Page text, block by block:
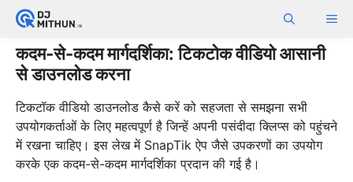
Skip
content
कदम-से-कदम मार्गदर्शिका: टिकटोक वीडियो आसानी
से डाउनलोड करना
टिकटॉक वीडियो डाउनलोड कैसे करें को सहजता से समझना सभी
उपयोगकर्ताओं के लिए महत्वपूर्ण है जिन्हें अपनी पसंदीदा क्लिप्स को पहुंचने
में रखना चाहिए। इस लेख में SnapTik ऐप जैसे उपकरणों का उपयोग
करके एक कदम-से-कदम मार्गदर्शिका प्रदान की गई है।